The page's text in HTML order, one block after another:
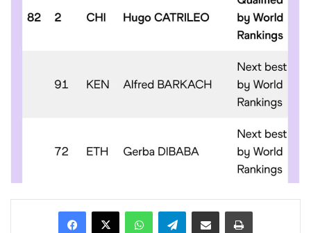
Facebook
X WhatsAppTelegramEnviar vía email Imprimir